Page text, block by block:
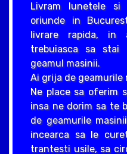
Livram lunetele
oriunde in
livrare rapida,
trebuiasca sa
geamul masinii.
Ai grija de geamurile
Ne place sa oferim
insa ne dorim sa te
de geamurile
incearca sa le
trantesti usile, sa